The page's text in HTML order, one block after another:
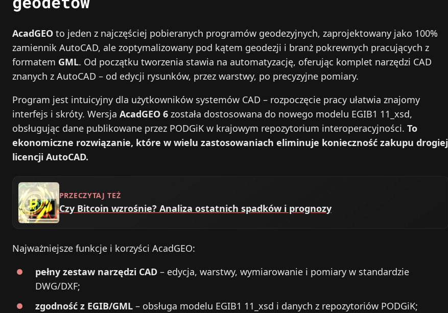
AcadGEO to jeden z najczęściej pobieranych programów geodezyjnych, zaprojektowany jako 100%
zamiennik AutoCAD, ale zoptymalizowany pod kątem geodezji i branż pokrewnych pracujących z
formatem GML. Od początku tworzenia stawia na automatyzację, oferując komplet narzędzi CAD
znanych z AutoCAD – od edycji rysunków, przez warstwy, po precyzyjne pomiary.
Program jest intuicyjny dla użytkowników systemów CAD – rozpoczęcie pracy ułatwia znajomy
interfejs i skróty. Wersja AcadGEO 6 została dostosowana do nowego modelu EGIB1 11_xsd,
obsługując dane publikowane przez PODGiK w krajowym repozytorium interoperacyjności. To
ekonomiczne rozwiązanie, które w wielu zastosowaniach eliminuje konieczność zakupu drogiej
licencji AutoCAD.
PRZECZYTAJ TEŻ
Czy Bitcoin wzrośnie? Analiza ostatnich spadków i prognozy
Najważniejsze funkcje i korzyści AcadGEO:
pełny zestaw narzędzi CAD – edycja, warstwy, wymiarowanie i pomiary w standardzie
DWG/DXF;
zgodność z EGIB/GML – obsługa modelu EGIB1 11_xsd i danych z repozytoriów PODGiK;